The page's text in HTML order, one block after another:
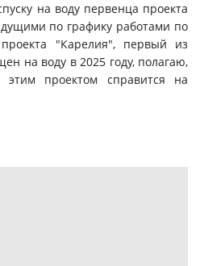
на воду первенца проекта
по графику работами по
проекта "Карелия", первый из
на воду в 2025 году, полагаю,
проектом справится на